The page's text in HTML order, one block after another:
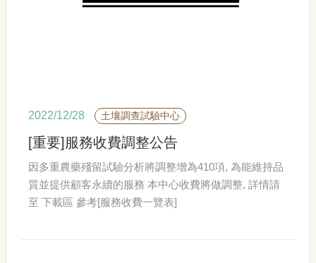
2022/12/28 土壤調查試驗中心
[重要]服務收費調整公告
因多重農藥殘留試驗分析將調整增為410項, 為能維持品
質並提供顧客永續的服務 本中心收費將做調整, 詳情請
至 下載區 參考[服務收費一覽表]